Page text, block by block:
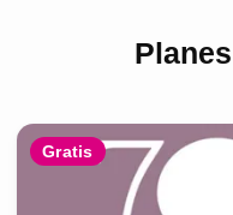
Gratis